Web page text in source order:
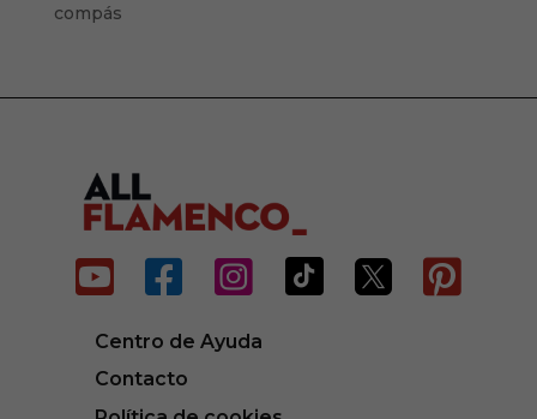
compás
     
Centro de Ayuda
Contacto